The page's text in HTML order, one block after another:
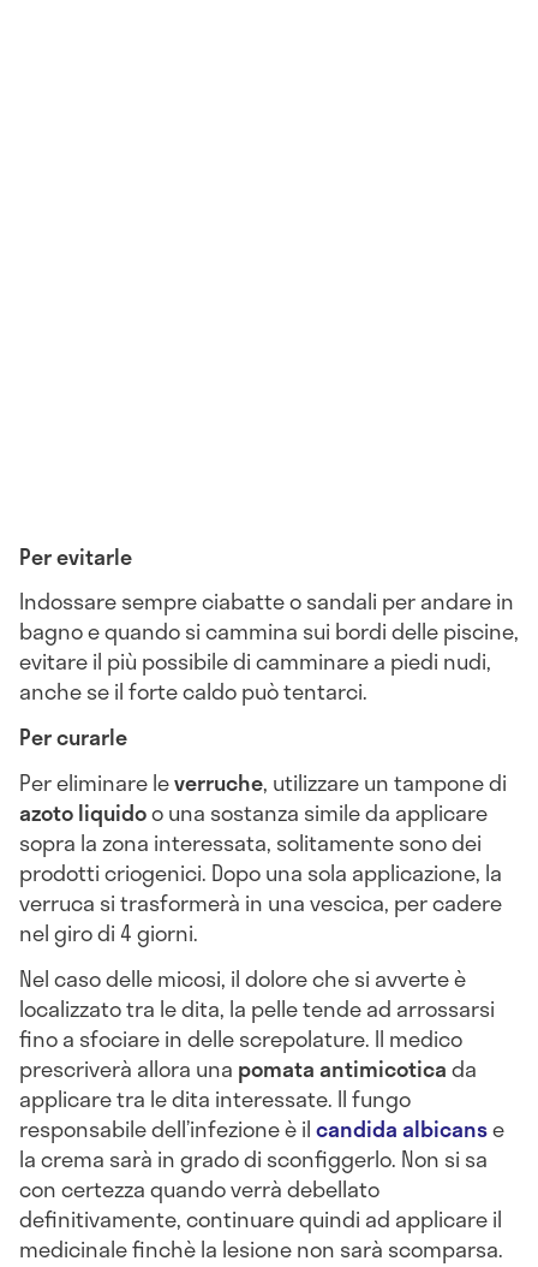
Per evitarle
Indossare sempre ciabatte o sandali per andare in
bagno e quando si cammina sui bordi delle piscine,
evitare il più possibile di camminare a piedi nudi,
anche se il forte caldo può tentarci.
Per curarle
Per eliminare leverruche, utilizzare un tampone di
azoto liquidoo una sostanza simile da applicare
sopra la zona interessata, solitamente sono dei
prodotti criogenici. Dopo una sola applicazione, la
verruca si trasformerà in una vescica, per cadere
nel giro di 4 giorni.
Nel caso delle micosi, il dolore che si avverte è
localizzato tra le dita, la pelle tende ad arrossarsi
fino a sfociare in delle screpolature. Il medico
prescriverà allora una pomata antimicoticada
applicare tra le dita interessate. Il fungo
responsabile dell’infezione è ilcandida albicanse
la crema sarà in grado di sconfiggerlo. Non si sa
con certezza quando verrà debellato
definitivamente, continuare quindi ad applicare il
medicinale finchè la lesione non sarà scomparsa.